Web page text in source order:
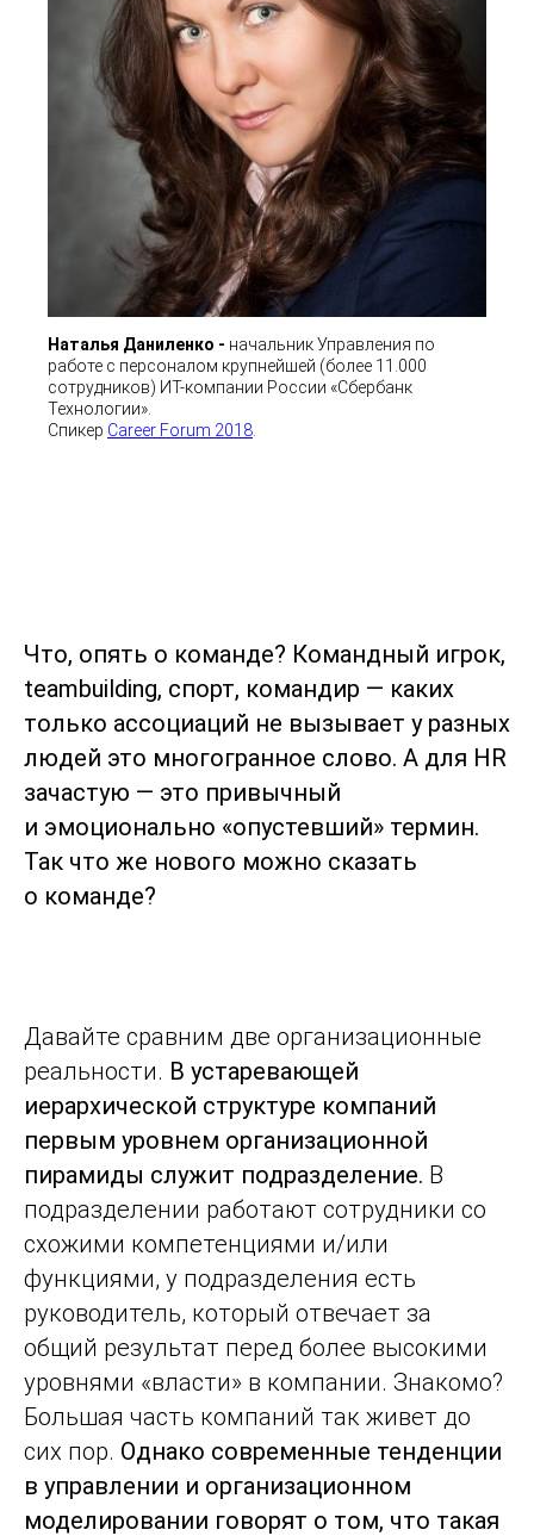
Наталья Даниленко - начальник Управления по
работе с персоналом крупнейшей (более 11.000
сотрудников) ИТ-компании России «Сбербанк
Технологии».
Спикер Career Forum 2018
Что, опять о команде? Командный игрок,
teambuilding, спорт, командир — каких
только ассоциаций не вызывает у разных
людей это многогранное слово. А для HR
зачастую — это привычный
и эмоционально «опустевший» термин.
Так что же нового можно сказать
о команде?
Давайте сравним две организационные
реальности. В устаревающей
иерархической структуре компаний
первым уровнем организационной
пирамиды служит подразделение. В
подразделении работают сотрудники со
схожими компетенциями и/или
функциями, у подразделения есть
руководитель, который отвечает за
общий результат перед более высокими
уровнями «власти» в компании. Знакомо?
Большая часть компаний так живет до
сих пор. Однако современные тенденции
в управлении и организационном
моделировании говорят о том, что такая